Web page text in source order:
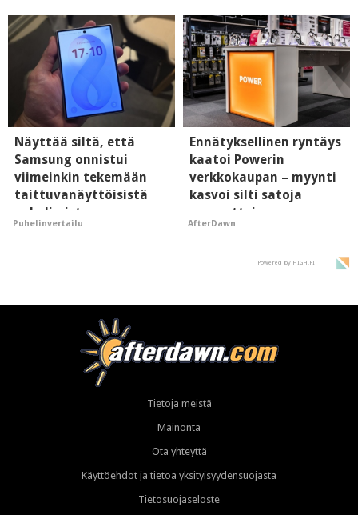
Näyttää siltä, että
Samsung onnistui
viimeinkin tekemään
taittuvanäyttöisistä
puhelimista
supersuosittuja
Puhelinvertailu
Ennätyksellinen ryntäys
kaatoi Powerin
verkkokaupan – myynti
kasvoi silti satoja
prosentteja
AfterDawn
Powered by HIGH.FI
Tietoja meistä
Mainonta
Ota yhteyttä
Käyttöehdot ja tietoa yksityisyydensuojasta
Tietosuojaseloste